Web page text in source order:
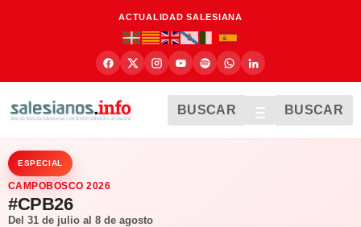
ACTUALIDAD SALESIANA
BUSCAR BUSCAR
ESPECIAL
CAMPOBOSCO 2026
#CPB26
Del 31 de julio al 8 de agosto